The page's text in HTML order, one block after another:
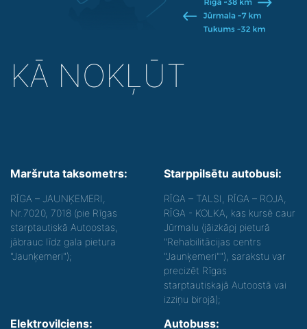
KĀ NOKĻŪT
Maršruta taksometrs:
RĪGA – JAUNĶEMERI,
Nr.7020, 7018 (pie Rīgas
starptautiskā Autoostas,
jābrauc līdz gala pietura
"Jaunķemeri");
Starppilsētu autobusi:
RĪGA – TALSI, RĪGA – ROJA,
RĪGA - KOLKA, kas kursē caur
Jūrmalu (jāizkāpj pieturā
"Rehabilitācijas centrs
"Jaunķemeri""), sarakstu var
precizēt Rīgas
starptautiskajā Autoostā vai
izziņu birojā);
Elektrovilciens: Autobuss: